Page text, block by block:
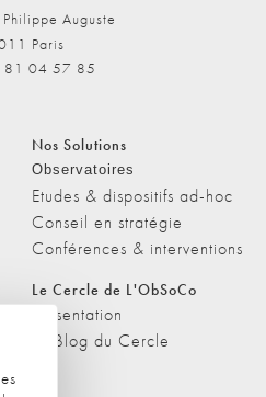
Auguste
Paris
81 04 57 85
Nos Solutions
Observatoires
Etudes & dispositifs ad-hoc
Conseil en stratégie
Conférences & interventions
Le Cercle de L'ObSoCo
Présentation
Le Blog du Cercle